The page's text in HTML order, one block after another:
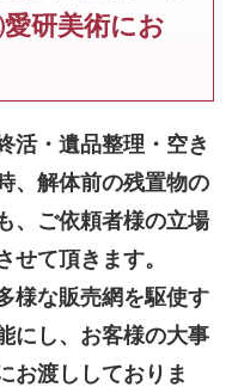
研美術にお
活・遺品整理・空き
、解体前の残置物の
ご依頼者様の立場
せて頂きます。
様な販売網を駆使す
にし、お客様の大事
お渡ししておりま